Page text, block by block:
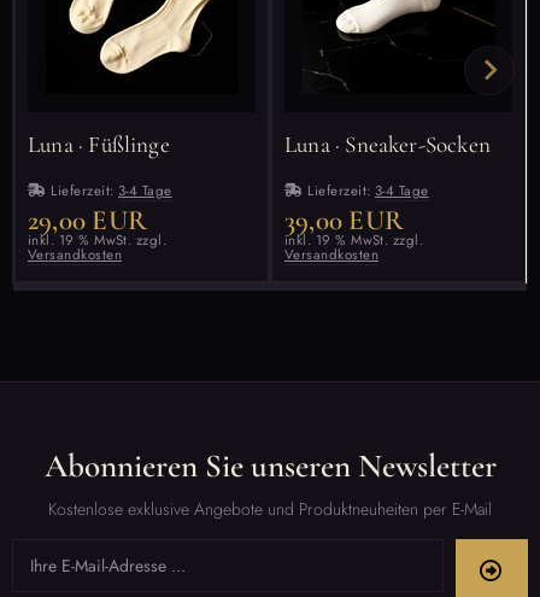
Luna · Füßlinge
Lieferzeit: 3-4 Tage
29,00 EUR
inkl. 19 % MwSt. zzgl.
Versandkosten
Luna · Sneaker-Socken
Lieferzeit: 3-4 Tage
39,00 EUR
inkl. 19 % MwSt. zzgl.
Versandkosten
Abonnieren Sie unseren Newsletter
Kostenlose exklusive Angebote und Produktneuheiten per E-Mail